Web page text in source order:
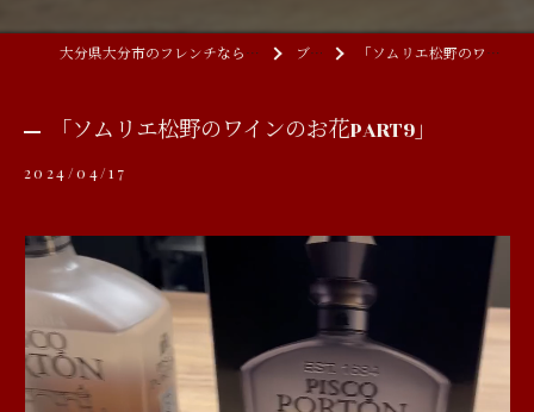
大分県大分市のフレンチならCHAMBRE A SOURIRE ブログ 「ソムリエ松野のワインのお花PART9」
「ソムリエ松野のワインのお花PART9」
2024/04/17